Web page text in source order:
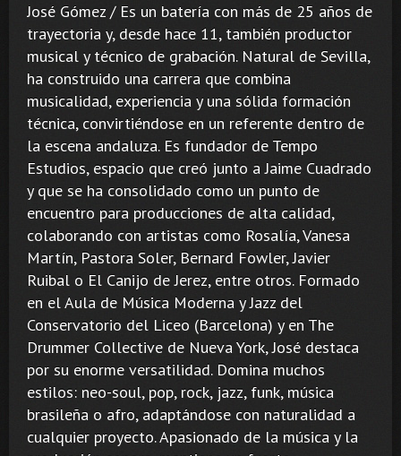
José Gómez / Es un batería con más de 25 años de
trayectoria y, desde hace 11, también productor
musical y técnico de grabación. Natural de Sevilla,
ha construido una carrera que combina
musicalidad, experiencia y una sólida formación
técnica, convirtiéndose en un referente dentro de
la escena andaluza. Es fundador de Tempo
Estudios, espacio que creó junto a Jaime Cuadrado
y que se ha consolidado como un punto de
encuentro para producciones de alta calidad,
colaborando con artistas como Rosalía, Vanesa
Martín, Pastora Soler, Bernard Fowler, Javier
Ruibal o El Canijo de Jerez, entre otros. Formado
en el Aula de Música Moderna y Jazz del
Conservatorio del Liceo (Barcelona) y en The
Drummer Collective de Nueva York, José destaca
por su enorme versatilidad. Domina muchos
estilos: neo-soul, pop, rock, jazz, funk, música
brasileña o afro, adaptándose con naturalidad a
cualquier proyecto. Apasionado de la música y la